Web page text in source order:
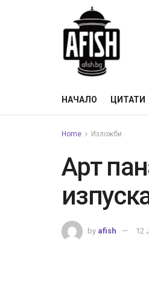
НАЧАЛО ЦИТАТИ
Home Изложби
Арт
by afish 12